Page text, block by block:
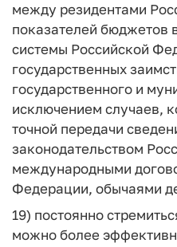
между резидентами
показателей бюджетов
системы Российской
государственных
государственного и
исключением случаев,
точной передачи
законодательством
международными
Федерации, обычаями
19) постоянно
можно более